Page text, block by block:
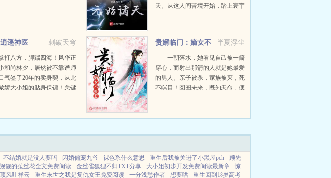
天。从这人间苦境开始，踏上寰宇
刺破天穹
遥神医
打八方，脚踹四海！风华正
和尚林夕，居然被不靠谱师
气签了20年的卖身契，从此
娇大小姐的贴身保镖！关键
！...
半夏浮尘
贵婿临门：嫡女不
好惹一朝落水，她看见自己被一箭
穿心，而射出那箭的人就是她最爱
的男人。亲子被杀，家族被灭，死
不瞑目！囹圄未来，既知天命，便
要退避三舍！...
不结婚就是没人要吗 闪婚偏宠九爷 裸色系什么意思 重生后我被关进了小黑屋poh
顾先
觎的菟丝花全文免费阅读 金丝雀狐狸不归TXT分享 大小姐初步开发免费阅读最新章
惊
顶风吐祥云 重生末世之我是复仇女王免费阅读 一分浅愁作者 想要哄 重生回到18岁高考